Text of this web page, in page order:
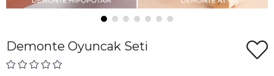
Demonte Oyuncak Seti